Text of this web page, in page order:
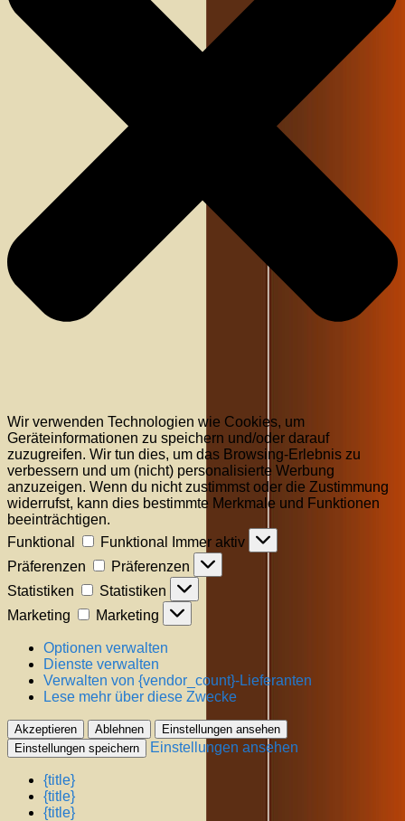
Wir verwenden Technologien wie Cookies, um
Geräteinformationen zu speichern und/oder darauf
zuzugreifen. Wir tun dies, um das Browsing-Erlebnis zu
verbessern und um (nicht) personalisierte Werbung
anzuzeigen. Wenn du nicht zustimmst oder die Zustimmung
widerrufst, kann dies bestimmte Merkmale und Funktionen
beeinträchtigen.
Funktional
Funktional
Immer aktiv
Präferenzen
Präferenzen
Statistiken
Statistiken
Marketing
Marketing
Optionen verwalten
Dienste verwalten
Verwalten von {vendor_count}-Lieferanten
Lese mehr über diese Zwecke
Akzeptieren Ablehnen
Einstellungen ansehen
Einstellungen speichern
Einstellungen ansehen
{title}
{title}
{title}